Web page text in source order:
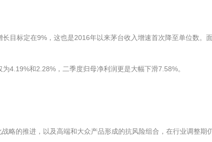
目标定在9%，这也是2016年以来茅台收入增速首次降至单位数。
4.19%和2.28%，二季度归母净利润更是大幅下滑7.58%。
略的推进，以及高端和大众产品形成的抗风险组合，在行业调整期